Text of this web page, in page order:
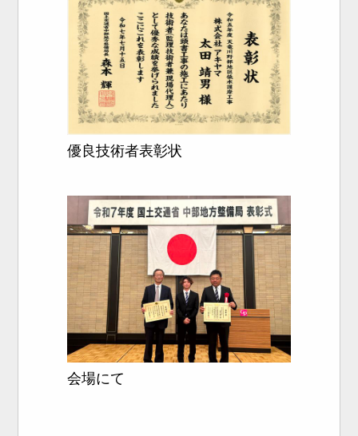
優良技術者表彰状
会場にて